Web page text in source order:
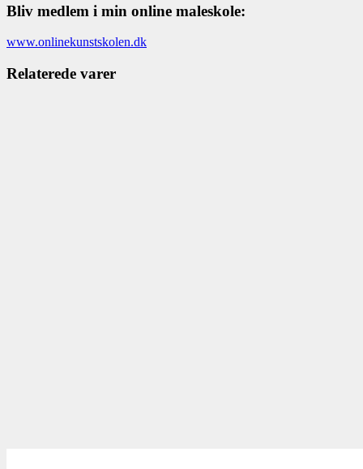
Bliv medlem i min online maleskole:
www.onlinekunstskolen.dk
Relaterede varer